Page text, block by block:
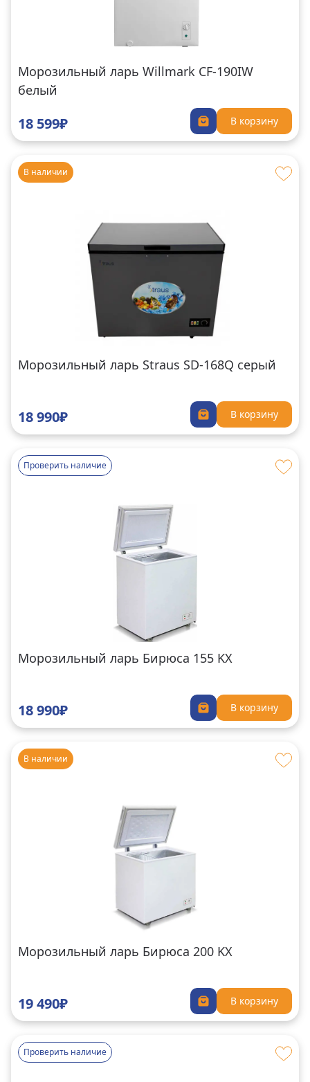
Морозильный ларь Willmark CF-190IW
белый
18 599₽ В корзину
В наличии
Морозильный ларь Straus SD-168Q серый
18 990₽ В корзину
Проверить наличие
Морозильный ларь Бирюса 155 KX
18 990₽ В корзину
В наличии
Морозильный ларь Бирюса 200 KX
19 490₽ В корзину
Проверить наличие